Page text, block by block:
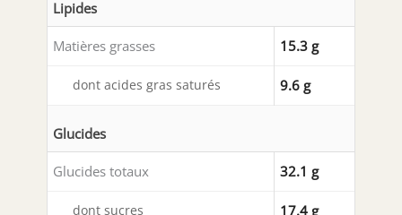
Lipides
Matières grasses 15.3 g
dont acides gras saturés 9.6 g
Glucides
Glucides totaux 32.1 g
dont sucres 17.4 g